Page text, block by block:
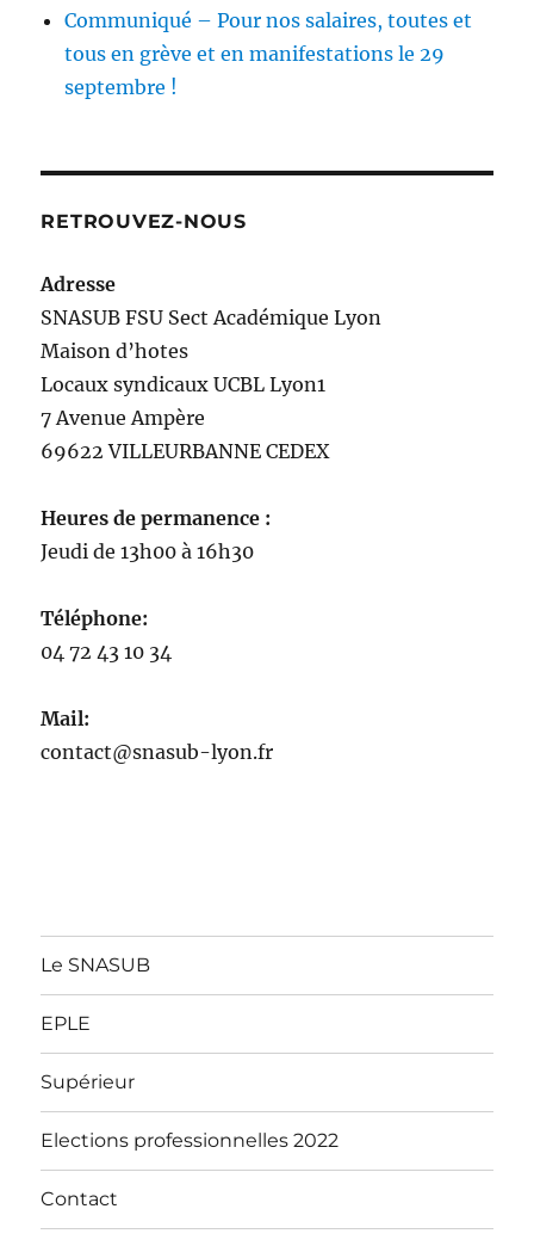
Communiqué – Pour nos salaires, toutes et
tous en grève et en manifestations le 29
septembre !
RETROUVEZ-NOUS
Adresse
SNASUB FSU Sect Académique Lyon
Maison d’hotes
Locaux syndicaux UCBL Lyon1
7 Avenue Ampère
69622 VILLEURBANNE CEDEX
Heures de permanence :
Jeudi de 13h00 à 16h30
Téléphone:
04 72 43 10 34
Mail:
contact@snasub-lyon.fr
Le SNASUB
EPLE
Supérieur
Elections professionnelles 2022
Contact